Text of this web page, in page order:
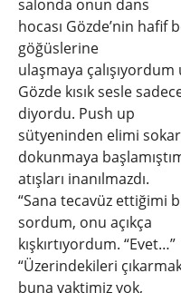
salonda onun dans
hocası Gözde’nin
göğüslerine
ulaşmaya çalışıyordum
Gözde kısık sesle
diyordu. Push up
sütyeninden elimi
dokunmaya
atışları inanılmazdı.
“Sana tecavüz ettiğimi
sordum, onu açıkça
kışkırtıyordum. “Evet…”
“Üzerindekileri
buna vaktimiz yok,